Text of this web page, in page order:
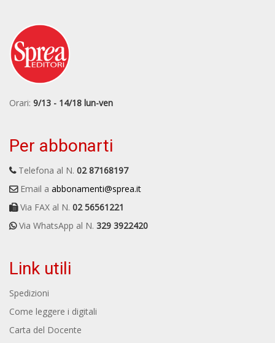
Orari: 9/13 - 14/18 lun-ven
Per abbonarti
Telefona al N. 02 87168197
Email a abbonamenti@sprea.it
Via FAX al N. 02 56561221
Via WhatsApp al N. 329 3922420
Link utili
Spedizioni
Come leggere i digitali
Carta del Docente